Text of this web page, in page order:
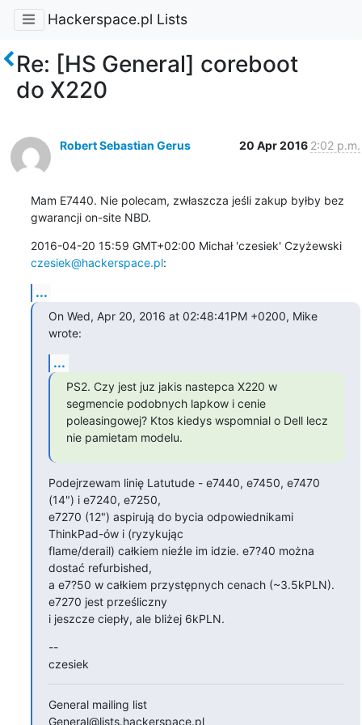
Hackerspace.pl Lists
Re: [HS General] coreboot
do X220
Robert Sebastian Gerus 20 Apr 2016 2:02 p.m.
Mam E7440. Nie polecam, zwłaszcza jeśli zakup byłby bez
gwarancji on-site NBD.
2016-04-20 15:59 GMT+02:00 Michał 'czesiek' Czyżewski
czesiek@hackerspace.pl:
...
On Wed, Apr 20, 2016 at 02:48:41PM +0200, Mike
wrote:
...
PS2. Czy jest juz jakis nastepca X220 w
segmencie podobnych lapkow i cenie
poleasingowej? Ktos kiedys wspomnial o Dell lecz
nie pamietam modelu.
Podejrzewam linię Latutude - e7440, e7450, e7470
(14") i e7240, e7250,
e7270 (12") aspirują do bycia odpowiednikami
ThinkPad-ów i (ryzykując
flame/derail) całkiem nieźle im idzie. e7?40 można
dostać refurbished,
a e7?50 w całkiem przystępnych cenach (~3.5kPLN).
e7270 jest prześliczny
i jeszcze ciepły, ale bliżej 6kPLN.
--
czesiek
General mailing list
General@lists.hackerspace.pl